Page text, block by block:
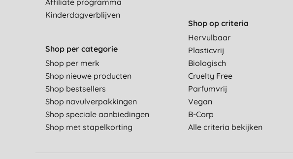
Affiliate programma
Kinderdagverblijven
Shop per categorie
Shop per merk
Shop nieuwe producten
Shop bestsellers
Shop navulverpakkingen
Shop speciale aanbiedingen
Shop met stapelkorting
Shop op criteria
Hervulbaar
Plasticvrij
Biologisch
Cruelty Free
Parfumvrij
Vegan
B-Corp
Alle criteria bekijken